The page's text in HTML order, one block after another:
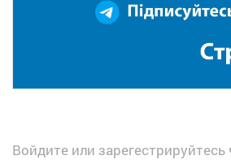
Войдите или зарегестрируйтесь